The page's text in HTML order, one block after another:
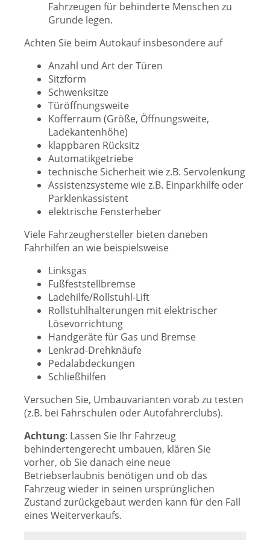
Fahrzeugen für behinderte Menschen zu
Grunde legen.
Achten Sie beim Autokauf insbesondere auf
Anzahl und Art der Türen
Sitzform
Schwenksitze
Türöffnungsweite
Kofferraum (Größe, Öffnungsweite,
Ladekantenhöhe)
klappbaren Rücksitz
Automatikgetriebe
technische Sicherheit wie z.B. Servolenkung
Assistenzsysteme wie z.B. Einparkhilfe oder
Parklenkassistent
elektrische Fensterheber
Viele Fahrzeughersteller bieten daneben
Fahrhilfen an wie beispielsweise
Linksgas
Fußfeststellbremse
Ladehilfe/Rollstuhl-Lift
Rollstuhlhalterungen mit elektrischer
Lösevorrichtung
Handgeräte für Gas und Bremse
Lenkrad-Drehknäufe
Pedalabdeckungen
Schließhilfen
Versuchen Sie, Umbauvarianten vorab zu testen
(z.B. bei Fahrschulen oder Autofahrerclubs).
Achtung: Lassen Sie Ihr Fahrzeug
behindertengerecht umbauen, klären Sie
vorher, ob Sie danach eine neue
Betriebserlaubnis benötigen und ob das
Fahrzeug wieder in seinen ursprünglichen
Zustand zurückgebaut werden kann für den Fall
eines Weiterverkaufs.